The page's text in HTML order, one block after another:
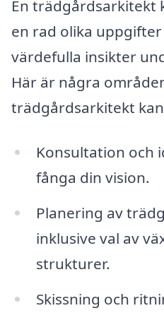
En trädgårdsarkitekt
en rad olika
värdefulla insikter
Här är några
trädgårdsarkitekt
Konsultation och
fånga din vision.
Planering av
inklusive val av
strukturer.
Skissning och